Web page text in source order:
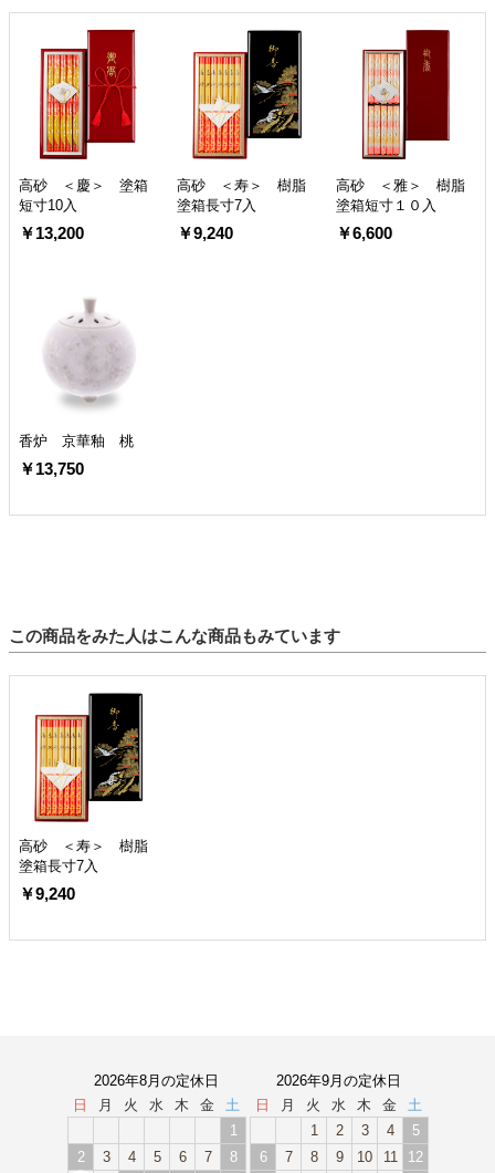
高砂 ＜慶＞ 塗箱
短寸10入
￥13,200
高砂 ＜寿＞ 樹脂
塗箱長寸7入
￥9,240
高砂 ＜雅＞ 樹脂
塗箱短寸１０入
￥6,600
香炉 京華釉 桃
￥13,750
この商品をみた人はこんな商品もみています
高砂 ＜寿＞ 樹脂
塗箱長寸7入
￥9,240
2026年8月の定休日
日
月 火 水 木 金
土
1
2
3 4 5 6 7
8
2026年9月の定休日
日
月 火 水 木 金
土
1
2 3 4
5
6
7 8 9 10 11
12